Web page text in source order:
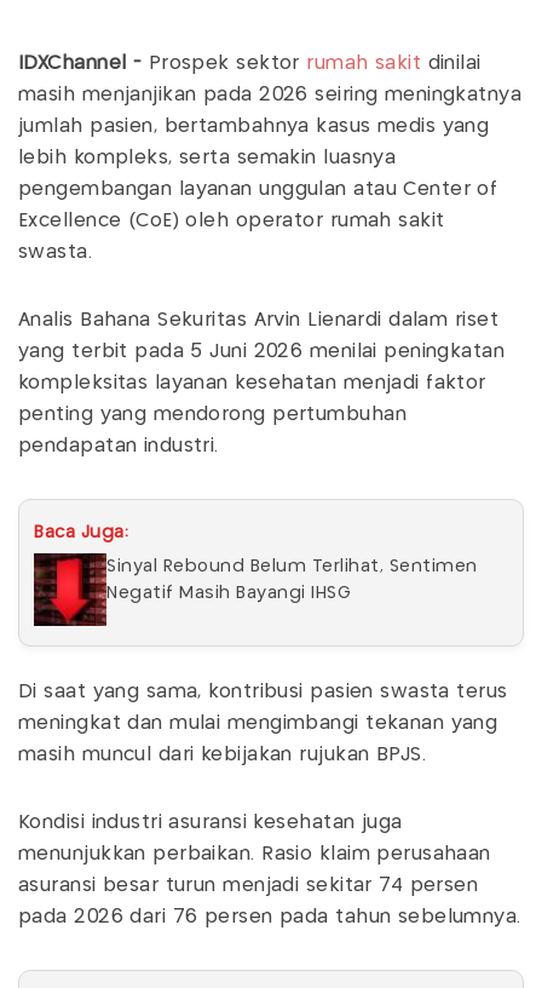
IDXChannel - Prospek sektor rumah sakit dinilai
masih menjanjikan pada 2026 seiring meningkatnya
jumlah pasien, bertambahnya kasus medis yang
lebih kompleks, serta semakin luasnya
pengembangan layanan unggulan atau Center of
Excellence (CoE) oleh operator rumah sakit
swasta.
Analis Bahana Sekuritas Arvin Lienardi dalam riset
yang terbit pada 5 Juni 2026 menilai peningkatan
kompleksitas layanan kesehatan menjadi faktor
penting yang mendorong pertumbuhan
pendapatan industri.
Baca Juga:
Sinyal Rebound Belum Terlihat, Sentimen
Negatif Masih Bayangi IHSG
Di saat yang sama, kontribusi pasien swasta terus
meningkat dan mulai mengimbangi tekanan yang
masih muncul dari kebijakan rujukan BPJS.
Kondisi industri asuransi kesehatan juga
menunjukkan perbaikan. Rasio klaim perusahaan
asuransi besar turun menjadi sekitar 74 persen
pada 2026 dari 76 persen pada tahun sebelumnya.